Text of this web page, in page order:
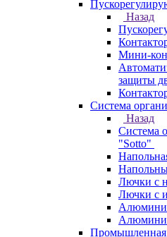
Назад
Мини-
защиты
Система
Назад
Система
"Sotto"
Лючки с
Лючки с
Промышленная